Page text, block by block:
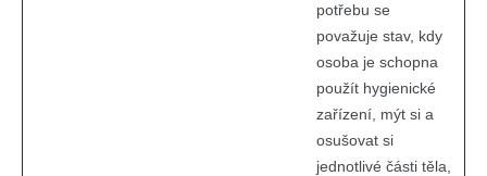
potřebu se
považuje stav, kdy
osoba je schopna
použít hygienické
zařízení, mýt si a
osušovat si
jednotlivé části těla,